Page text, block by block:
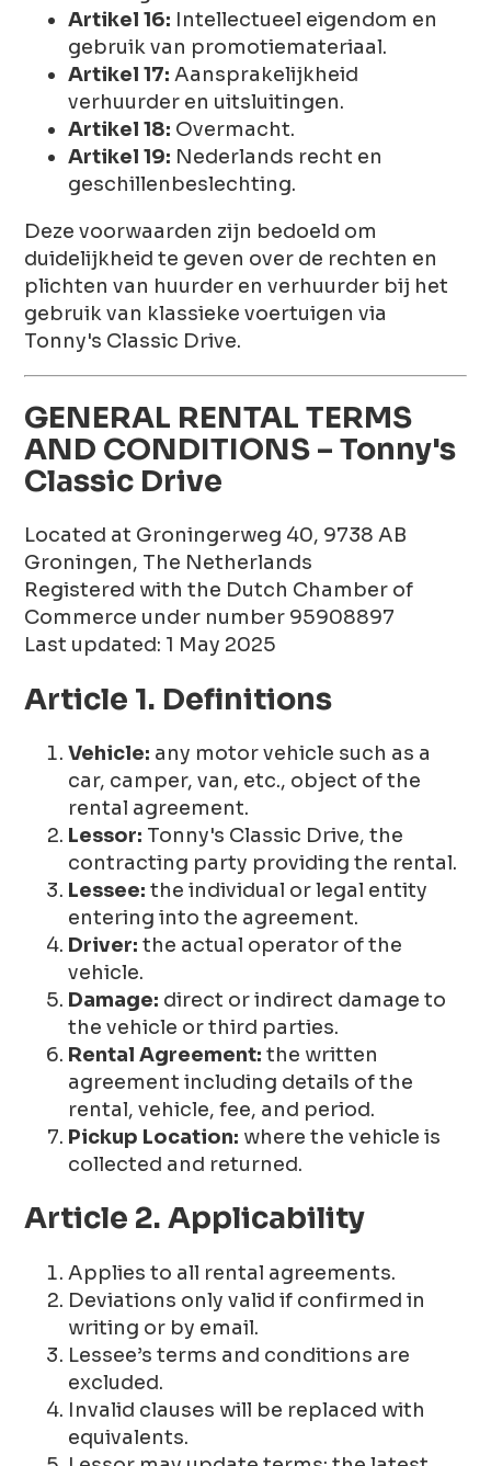
Artikel 16: Intellectueel eigendom en
gebruik van promotiemateriaal.
Artikel 17: Aansprakelijkheid
verhuurder en uitsluitingen.
Artikel 18: Overmacht.
Artikel 19: Nederlands recht en
geschillenbeslechting.
Deze voorwaarden zijn bedoeld om
duidelijkheid te geven over de rechten en
plichten van huurder en verhuurder bij het
gebruik van klassieke voertuigen via
Tonny's Classic Drive.
GENERAL RENTAL TERMS
AND CONDITIONS – Tonny's
Classic Drive
Located at Groningerweg 40, 9738 AB
Groningen, The Netherlands
Registered with the Dutch Chamber of
Commerce under number 95908897
Last updated: 1 May 2025
Article 1. Definitions
Vehicle: any motor vehicle such as a
car, camper, van, etc., object of the
rental agreement.
Lessor: Tonny's Classic Drive, the
contracting party providing the rental.
Lessee: the individual or legal entity
entering into the agreement.
Driver: the actual operator of the
vehicle.
Damage: direct or indirect damage to
the vehicle or third parties.
Rental Agreement: the written
agreement including details of the
rental, vehicle, fee, and period.
Pickup Location: where the vehicle is
collected and returned.
Article 2. Applicability
Applies to all rental agreements.
Deviations only valid if confirmed in
writing or by email.
Lessee’s terms and conditions are
excluded.
Invalid clauses will be replaced with
equivalents.